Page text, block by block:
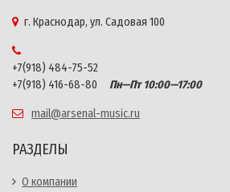
г. Краснодар, ул. Садовая 100
+7(918) 484-75-52
+7(918) 416-68-80
Пн—Пт 10:00—17:00
mail@arsenal-music.ru
РАЗДЕЛЫ
О компании